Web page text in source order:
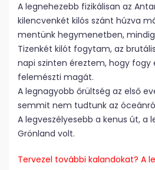
A legnehezebb fizikálisan az
kilencvenkét kilós szánt húzva
mentünk hegymenetben,
Tizenkét kilót fogytam, az
napi szinten éreztem, hogy fogy
felemészti magát.
A legnagyobb őrültség az első
semmit nem tudtunk az
A legveszélyesebb a kenus út, a
Grönland volt.
Tervezel további kalandokat? A